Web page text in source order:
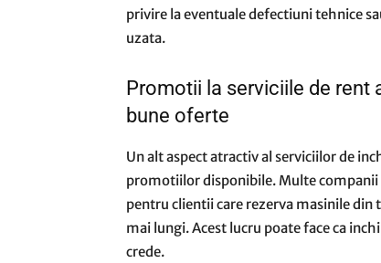
privire la eventuale defectiuni tehnice
uzata.
Promotii la serviciile de rent
bune oferte
Un alt aspect atractiv al serviciilor de
promotiilor disponibile. Multe companii
pentru clientii care rezerva masinile din
mai lungi. Acest lucru poate face ca
crede.